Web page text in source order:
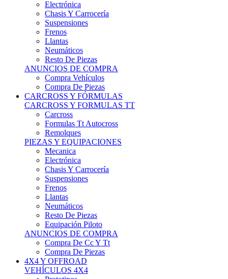
Electrónica
Chasis Y Carrocería
Suspensiones
Frenos
Llantas
Neumáticos
Resto De Piezas
ANUNCIOS DE COMPRA
Compra Vehículos
Compra De Piezas
CARCROSS Y FÓRMULAS
CARCROSS Y FORMULAS TT
Carcross
Formulas Tt Autocross
Remolques
PIEZAS Y EQUIPACIONES
Mecanica
Electrónica
Chasis Y Carrocería
Suspensiones
Frenos
Llantas
Neumáticos
Resto De Piezas
Equipación Piloto
ANUNCIOS DE COMPRA
Compra De Cc Y Tt
Compra De Piezas
4X4 Y OFFROAD
VEHÍCULOS 4X4